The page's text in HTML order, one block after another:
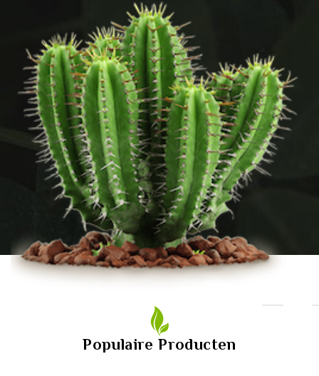
Populaire Producten